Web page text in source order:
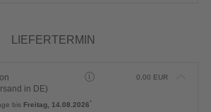
LIEFERTERMIN
in DE)
0,00 EUR
bis Freitag, 14.08.2026*